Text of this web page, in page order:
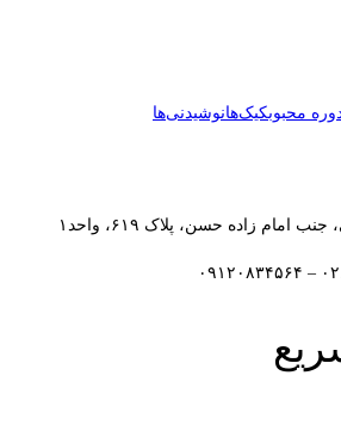
محبوبکیک‌هانوشیدنی‌ها
زاده حسن، پلاک ۶۱۹، واحد۱​